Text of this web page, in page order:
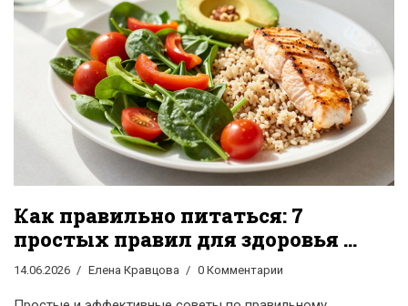
Как правильно питаться: 7
простых правил для здоровья и
энергии
14.06.2026 Елена Кравцова 0 Комментарии